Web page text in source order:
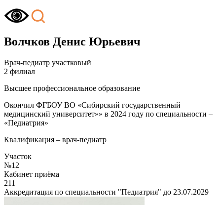
Волчков Денис Юрьевич
Врач-педиатр участковый
2 филиал
Высшее профессиональное образование
Окончил ФГБОУ ВО «Сибирский государственный
медицинский университет»» в 2024 году по специальности –
«Педиатрия»
Квалификация – врач-педиатр
Участок
№12
Кабинет приёма
211
Аккредитация по специальности "Педиатрия" до 23.07.2029